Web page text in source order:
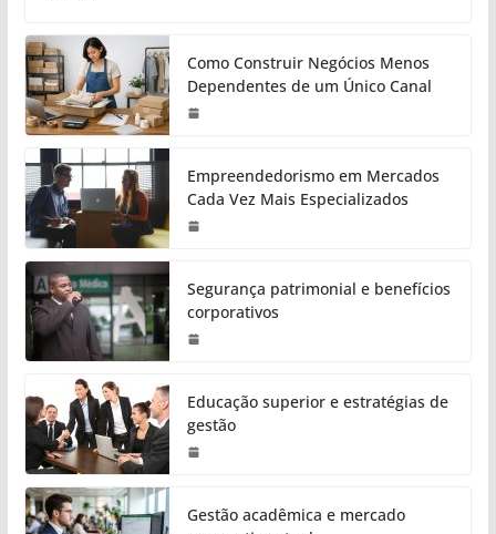
Como Construir Negócios Menos
Dependentes de um Único Canal
Empreendedorismo em Mercados
Cada Vez Mais Especializados
Segurança patrimonial e benefícios
corporativos
Educação superior e estratégias de
gestão
Gestão acadêmica e mercado